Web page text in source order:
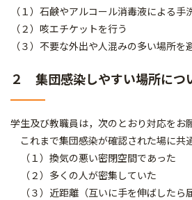
（１）石鹸やアルコール消毒液による手
（２）咳エチケットを行う
（３）不要な外出や人混みの多い場所を
２ 集団感染しやすい場所につ
学生及び教職員は，次のとおり対応をお
これまで集団感染が確認された場に共
（１）換気の悪い密閉空間であった
（２）多くの人が密集していた
（３）近距離（互いに手を伸ばしたら